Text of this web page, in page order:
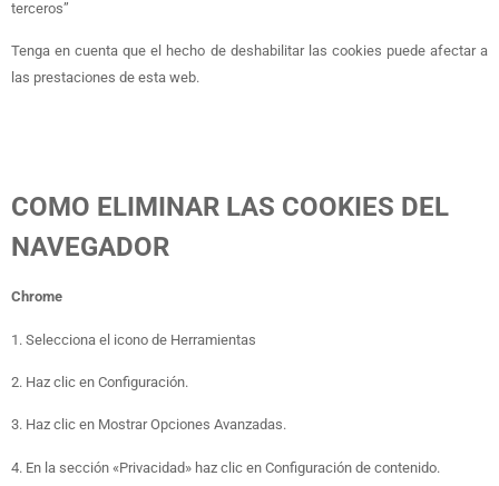
terceros”
Tenga en cuenta que el hecho de deshabilitar las cookies puede afectar a
las prestaciones de esta web.
COMO ELIMINAR LAS COOKIES DEL
NAVEGADOR
Chrome
1. Selecciona el icono de Herramientas
2. Haz clic en Configuración.
3. Haz clic en Mostrar Opciones Avanzadas.
4. En la sección «Privacidad» haz clic en Configuración de contenido.